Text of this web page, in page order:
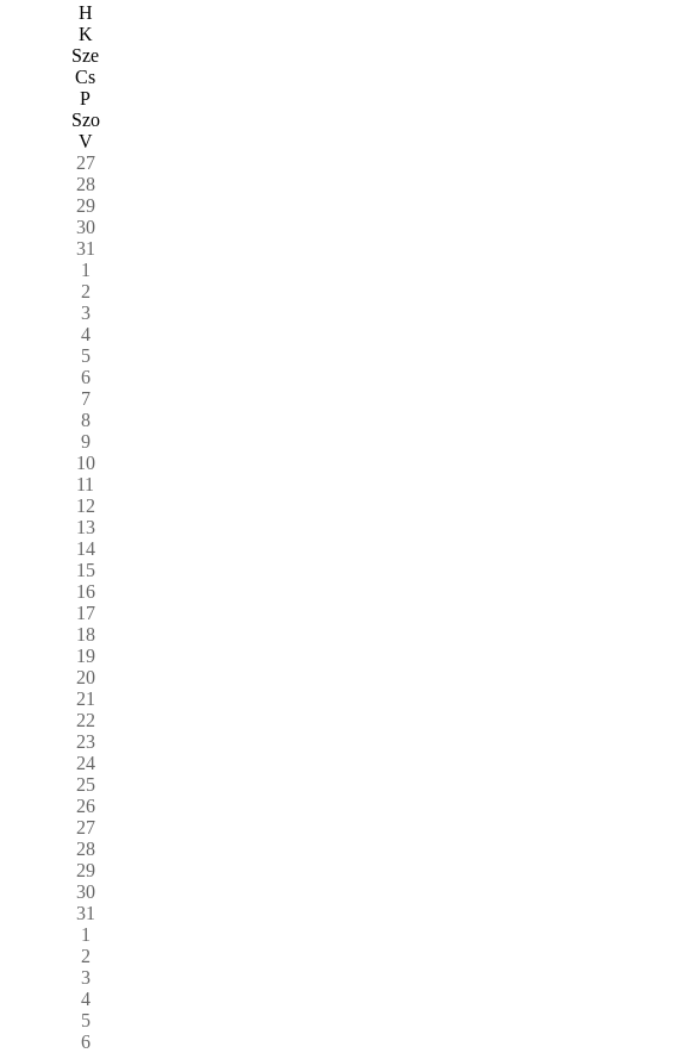
H
K
Sze
Cs
P
Szo
V
27
28
29
30
31
1
2
3
4
5
6
7
8
9
10
11
12
13
14
15
16
17
18
19
20
21
22
23
24
25
26
27
28
29
30
31
1
2
3
4
5
6